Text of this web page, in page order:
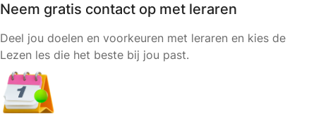
Neem gratis contact op met leraren
Deel jou doelen en voorkeuren met leraren en kies de
Lezen les die het beste bij jou past.